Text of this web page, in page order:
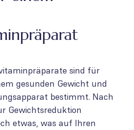
sind für
gesunden Gewicht und
bestimmt. Nach
Gewichtsreduktion
etwas, was auf Ihren